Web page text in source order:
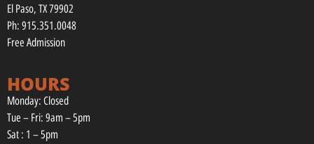
El Paso, TX 79902
Ph: 915.351.0048
Free Admission
HOURS
Monday: Closed
Tue – Fri: 9am – 5pm
Sat : 1 – 5pm